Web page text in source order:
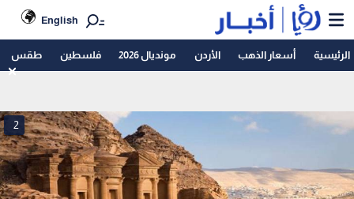
English
الرئيسية أسعار الذهب الأردن مونديال 2026 فلسطين طقس
2